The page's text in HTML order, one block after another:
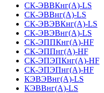
СК-ЭВВКнг(А)-LS
СК-ЭВВнг(А)-LS
СК-ЭВЭВКнг(А)-LS
СК-ЭВЭВнг(А)-LS
СК-ЭППКнг(А)-HF
СК-ЭППнг(А)-HF
СК-ЭПЭПКнг(А)-HF
СК-ЭПЭПнг(А)-HF
КЭВЭВнг(А)-LS
КЭВВнг(А)-LS